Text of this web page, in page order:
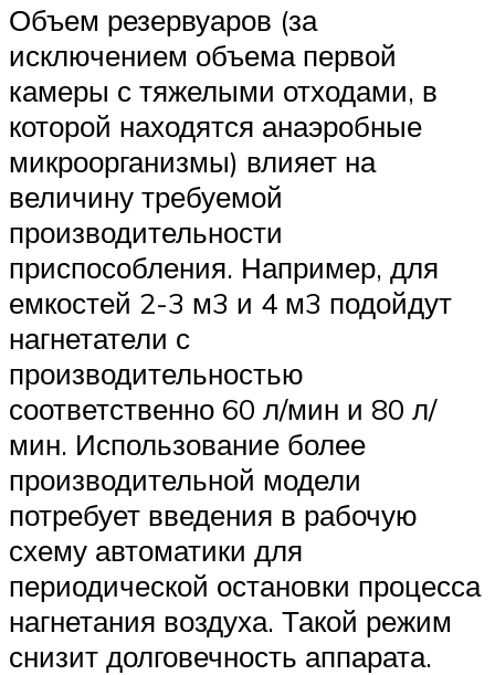
Объем резервуаров (за
исключением объема первой
камеры с тяжелыми отходами, в
которой находятся анаэробные
микроорганизмы) влияет на
величину требуемой
производительности
приспособления. Например, для
емкостей 2-3 м3 и 4 м3 подойдут
нагнетатели с
производительностью
соответственно 60 л/мин и 80 л/
мин. Использование более
производительной модели
потребует введения в рабочую
схему автоматики для
периодической остановки процесса
нагнетания воздуха. Такой режим
снизит долговечность аппарата.